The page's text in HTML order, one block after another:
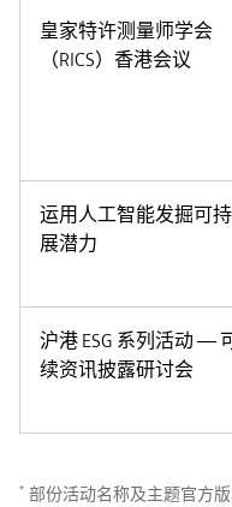
皇家特许测量师学会
（RICS）香港会议
运用人工智能发掘可
展潜力
沪港 ESG 系列活动 —
续资讯披露研讨会
* 部份活动名称及主题官方